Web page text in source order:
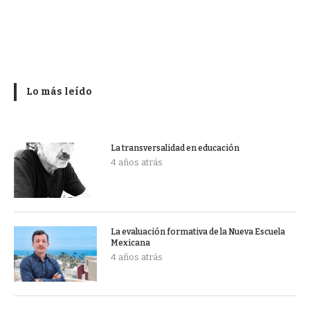
Lo más leído
La transversalidad en educación
4 años atrás
La evaluación formativa de la Nueva Escuela
Mexicana
4 años atrás